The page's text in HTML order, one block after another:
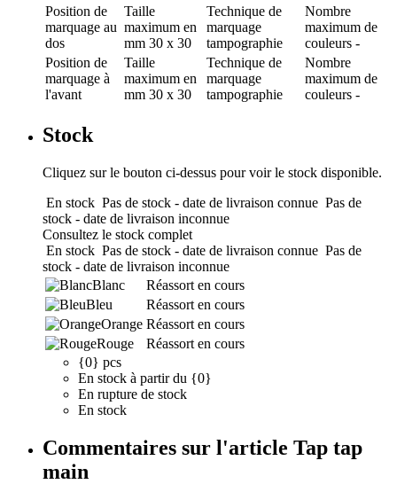
Position de
marquage au
dos
Taille
maximum en
mm 30 x 30
Technique de
marquage
tampographie
Nombre
maximum de
couleurs -
Position de
marquage à
l'avant
Taille
maximum en
mm 30 x 30
Technique de
marquage
tampographie
Nombre
maximum de
couleurs -
Stock
Cliquez sur le bouton ci-dessus pour voir le stock disponible.
En stock Pas de stock - date de livraison connue Pas de
stock - date de livraison inconnue
Consultez le stock complet
En stock Pas de stock - date de livraison connue Pas de
stock - date de livraison inconnue
Blanc
Réassort en cours
Bleu
Réassort en cours
Orange Réassort en cours
Rouge
Réassort en cours
{0} pcs
En stock à partir du {0}
En rupture de stock
En stock
Commentaires sur l'article Tap tap
main